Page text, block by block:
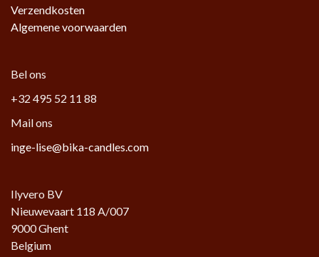
Verzendkosten
Algemene voorwaarden
Bel ons
+32 495 52 11 88
Mail ons
inge-lise@bika-candles.com
Ilyvero BV
Nieuwevaart 118 A/007
9000 Ghent
Belgium